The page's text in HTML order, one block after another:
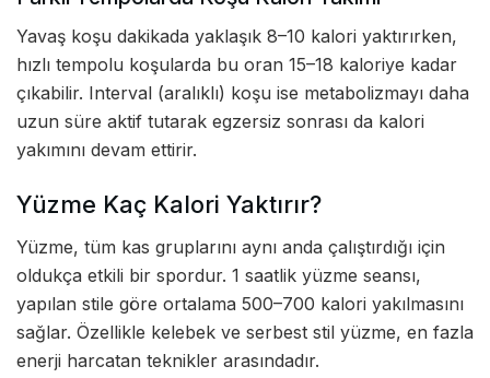
Yavaş koşu dakikada yaklaşık 8–10 kalori yaktırırken,
hızlı tempolu koşularda bu oran 15–18 kaloriye kadar
çıkabilir. Interval (aralıklı) koşu ise metabolizmayı daha
uzun süre aktif tutarak egzersiz sonrası da kalori
yakımını devam ettirir.
Yüzme Kaç Kalori Yaktırır?
Yüzme, tüm kas gruplarını aynı anda çalıştırdığı için
oldukça etkili bir spordur. 1 saatlik yüzme seansı,
yapılan stile göre ortalama 500–700 kalori yakılmasını
sağlar. Özellikle kelebek ve serbest stil yüzme, en fazla
enerji harcatan teknikler arasındadır.